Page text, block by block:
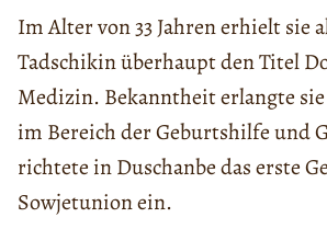
Im Alter von 33 Jahren erhielt sie
Tadschikin überhaupt den Titel
Medizin. Bekanntheit erlangte
im Bereich der Geburtshilfe und
richtete in Duschanbe das erste
Sowjetunion ein.